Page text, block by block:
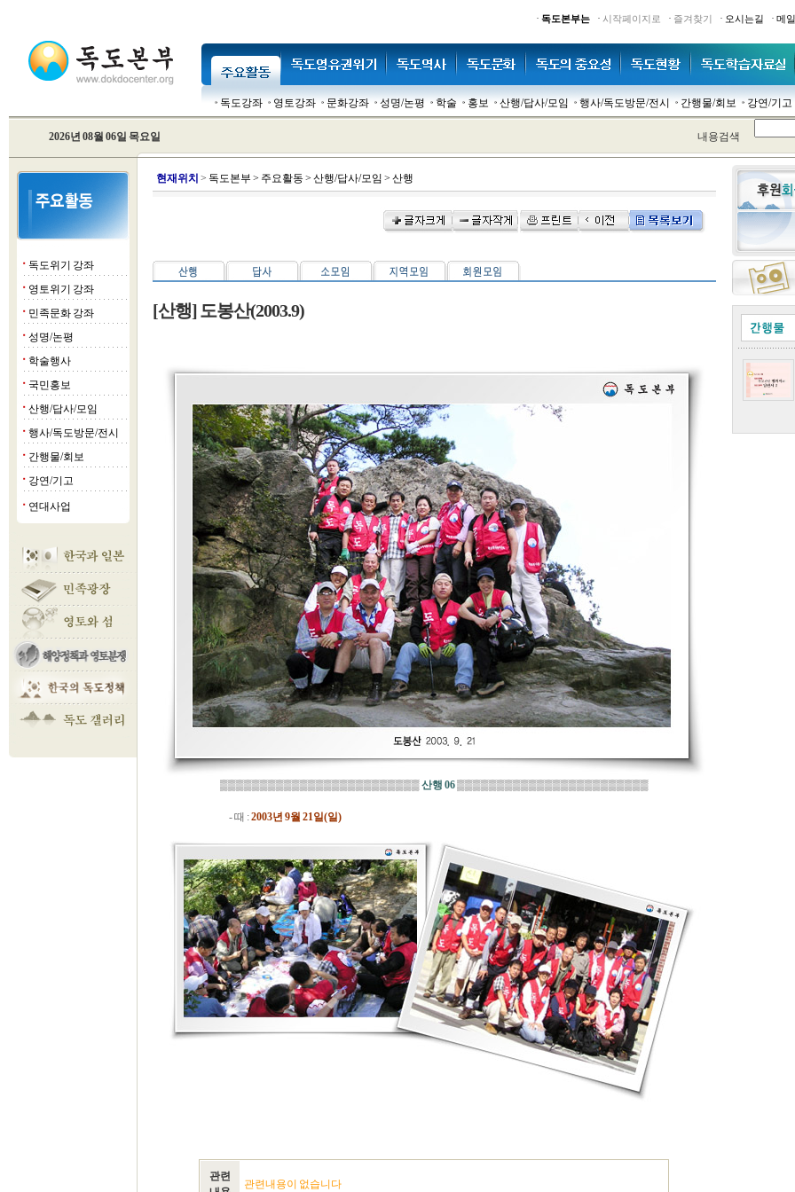
· 독도본부는 · 시작페이지로 · 즐겨찾기 · 오시는길 · 메
독도강좌 영토강좌 문화강좌 성명/논평 학술 홍보 산행/답사/모임 행사/독도방문/전시 간행물/회보 강연/기고
2026년 08월 06일 목요일 내용검색
■ 독도위기 강좌
■ 영토위기 강좌
■ 민족문화 강좌
■ 성명/논평
■ 학술행사
■ 국민홍보
■ 산행/답사/모임
■ 행사/독도방문/전시
■ 간행물/회보
■ 강연/기고
■ 연대사업
현재위치 > 독도본부 > 주요활동 > 산행/답사/모임 > 산행
[산행] 도봉산(2003.9)
▒▒▒▒▒▒▒▒▒▒▒▒▒▒▒▒▒▒▒▒▒▒▒▒▒산행 06▒▒▒▒▒▒▒▒▒▒▒▒▒▒▒▒▒▒▒▒▒▒▒▒
- 때 :2003년 9월 21일(일)
관련
관련내용이 없습니다